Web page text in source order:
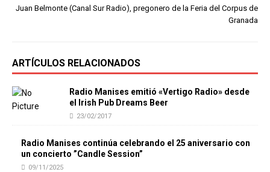
Juan Belmonte (Canal Sur Radio), pregonero de la Feria del Corpus de
Granada
ARTÍCULOS RELACIONADOS
Radio Manises emitió «Vertigo Radio» desde
el Irish Pub Dreams Beer
23/02/2017
Radio Manises continúa celebrando el 25 aniversario con
un concierto ”Candle Session”
09/11/2025